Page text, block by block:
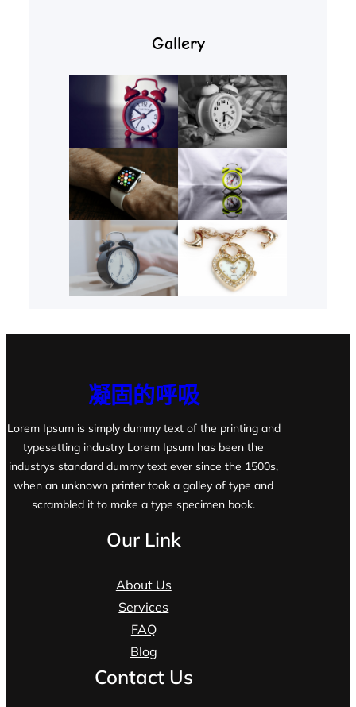
Gallery
凝固的呼吸
Lorem Ipsum is simply dummy text of the printing and
typesetting industry Lorem Ipsum has been the
industrys standard dummy text ever since the 1500s,
when an unknown printer took a galley of type and
scrambled it to make a type specimen book.
Our Link
About Us
Services
FAQ
Blog
Contact Us